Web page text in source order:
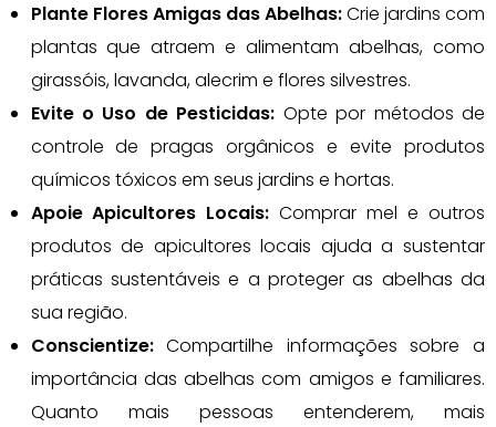
Plante Flores Amigas das Abelhas:Crie jardins com
plantas que atraem e alimentam abelhas, como
girassóis, lavanda, alecrim e flores silvestres.
Evite o Uso de Pesticidas: Opte por métodos de
controle de pragas orgânicos e evite produtos
químicos tóxicos em seus jardins e hortas.
Apoie Apicultores Locais: Comprar mel e outros
produtos de apicultores locais ajuda a sustentar
práticas sustentáveis e a proteger as abelhas da
sua região.
Conscientize:Compartilhe informações sobre a
importância das abelhas com amigos e familiares.
Quanto mais pessoas entenderem, mais